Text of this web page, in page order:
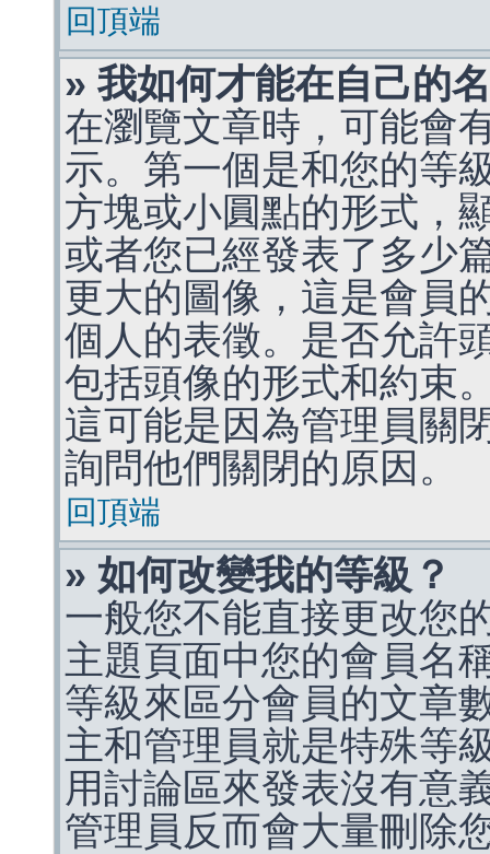
回頂端
» 我如何才能在自己的
在瀏覽文章時，可能會
示。第一個是和您的等
方塊或小圓點的形式，
或者您已經發表了多少
更大的圖像，這是會員
個人的表徵。是否允許
包括頭像的形式和約束
這可能是因為管理員關
詢問他們關閉的原因。
回頂端
» 如何改變我的等級？
一般您不能直接更改您
主題頁面中您的會員名
等級來區分會員的文章
主和管理員就是特殊等
用討論區來發表沒有意
管理員反而會大量刪除